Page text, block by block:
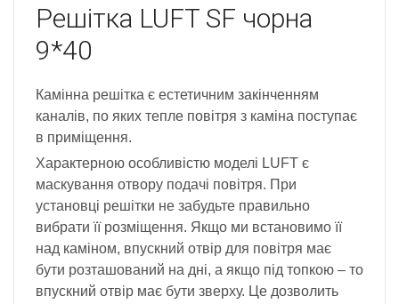
Решітка LUFT SF чорна
9*40
Камінна решітка є естетичним закінченням
каналів, по яких тепле повітря з каміна поступає
в приміщення.
Характерною особливістю моделі LUFT є
маскування отвору подачі повітря. При
установці решітки не забудьте правильно
вибрати її розміщення. Якщо ми встановимо її
над каміном, впускний отвір для повітря має
бути розташований на дні, а якщо під топкою – то
впускний отвір має бути зверху. Це дозволить